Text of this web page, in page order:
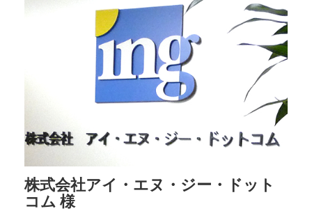
株式会社アイ・エヌ・ジー・ドット
コム 様